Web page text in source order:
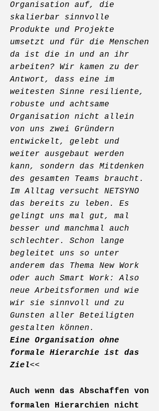
Organisation auf, die
skalierbar sinnvolle
Produkte und Projekte
umsetzt und für die Menschen
da ist die in und an ihr
arbeiten? Wir kamen zu der
Antwort, dass eine im
weitesten Sinne resiliente,
robuste und achtsame
Organisation nicht allein
von uns zwei Gründern
entwickelt, gelebt und
weiter ausgebaut werden
kann, sondern das Mitdenken
des gesamten Teams braucht.
Im Alltag versucht NETSYNO
das bereits zu leben. Es
gelingt uns mal gut, mal
besser und manchmal auch
schlechter. Schon lange
begleitet uns so unter
anderem das Thema New Work
oder auch Smart Work: Also
neue Arbeitsformen und wie
wir sie sinnvoll und zu
Gunsten aller Beteiligten
gestalten können.
Eine Organisation ohne
formale Hierarchie ist das
Ziel<<
Auch wenn das Abschaffen von
formalen Hierarchien nicht